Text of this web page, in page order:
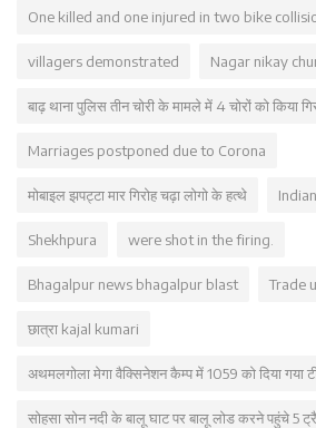
One killed and one injured in two bike
villagers demonstrated Nagar nikay
बाढ़ थाना पुलिस तीन चोरी के मामले में 4 चोरों को किया
Marriages postponed due to Corona
मोबाइल झपट्टा मार गिरोह चढ़ा लोगो के हत्थे
Shekhpura were shot in the firing.
Bhagalpur news bhagalpur blast Trade
छात्रा kajal kumari
अथमलगोला मेगा वैक्सिनेशन कैम्प में 1059 को दिया गया
सोहसा सोन नदी के बालू घाट पर बालू लोड करने पहुंचे 5